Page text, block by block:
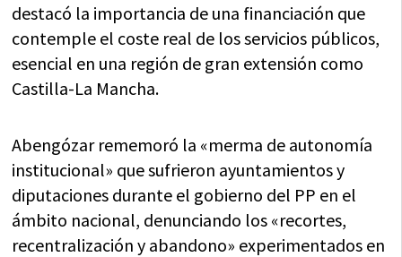
destacó la importancia de una financiación que
contemple el coste real de los servicios públicos,
esencial en una región de gran extensión como
Castilla-La Mancha.
Abengózar rememoró la «merma de autonomía
institucional» que sufrieron ayuntamientos y
diputaciones durante el gobierno del PP en el
ámbito nacional, denunciando los «recortes,
recentralización y abandono» experimentados en